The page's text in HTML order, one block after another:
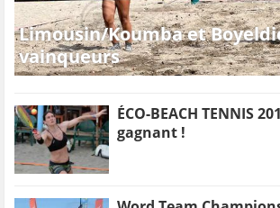
Limousin/Koumba et
vainqueurs
ÉCO-BEACH TENNIS
gagnant !